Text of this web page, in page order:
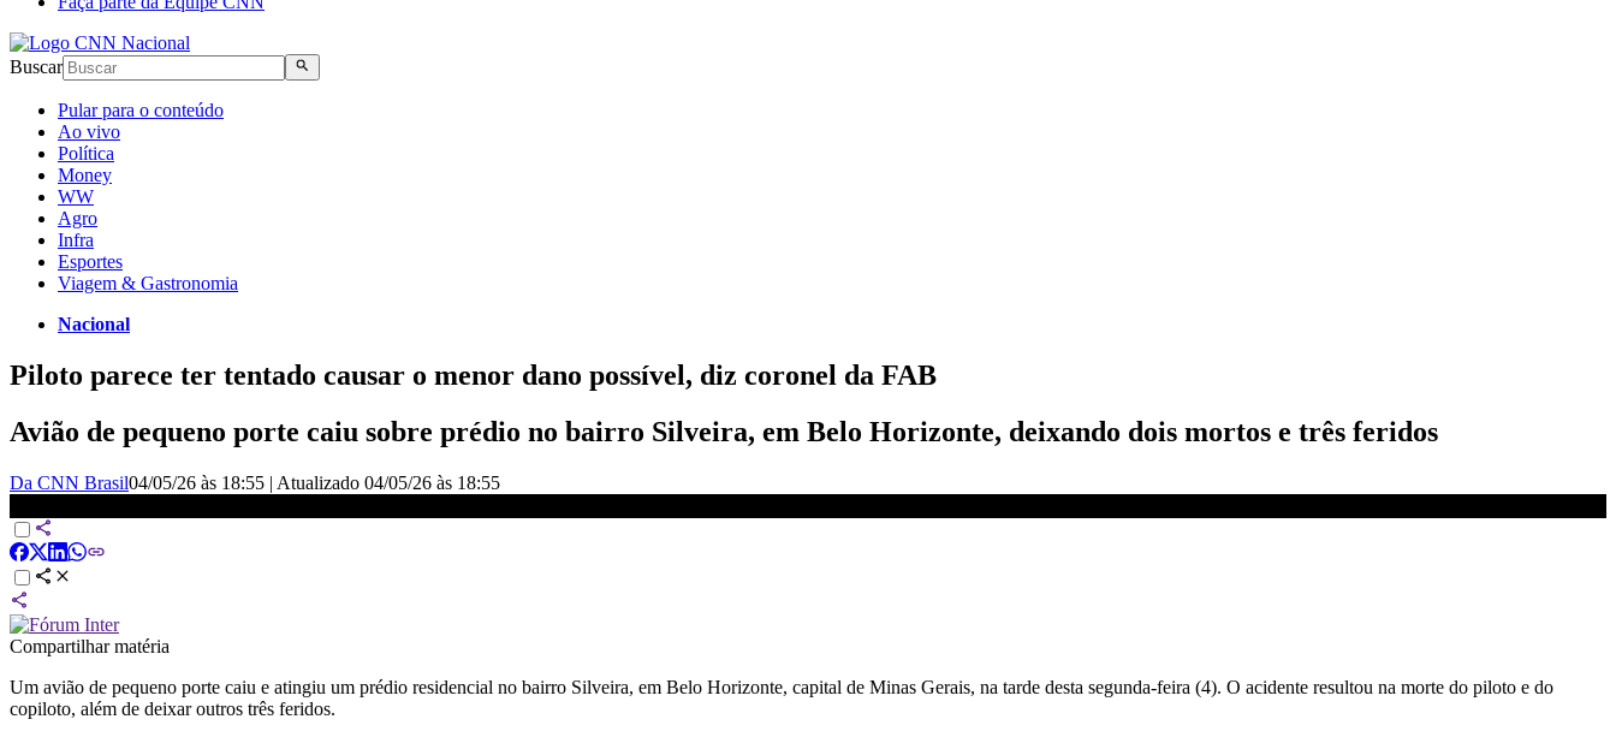
Buscar
Pular para o conteúdo
Ao vivo
Política
Money
WW
Agro
Infra
Esportes
Viagem & Gastronomia
Nacional
Piloto parece ter tentado causar o menor dano possível, diz coronel da FAB
Avião de pequeno porte caiu sobre prédio no bairro Silveira, em Belo Horizonte, deixando dois mortos e três feridos
Da CNN Brasil04/05/26 às 18:55 | Atualizado 04/05/26 às 18:55
Compartilhar matéria
Um avião de pequeno porte caiu e atingiu um prédio residencial no bairro Silveira, em Belo Horizonte, capital de Minas Gerais, na tarde desta segunda-feira (4). O acidente resultou na morte do piloto e do
copiloto, além de deixar outros três feridos.